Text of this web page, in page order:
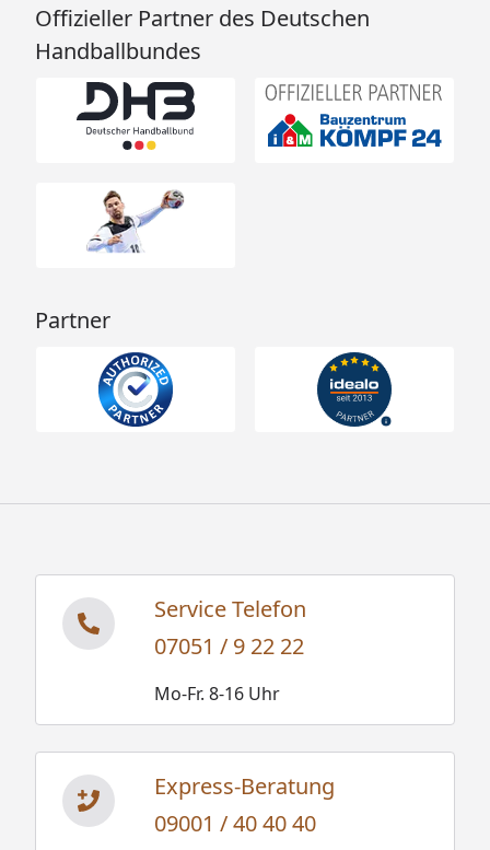
Offizieller Partner des Deutschen
Handballbundes
Partner
Service Telefon
07051 / 9 22 22
Mo-Fr. 8-16 Uhr
Express-Beratung
09001 / 40 40 40